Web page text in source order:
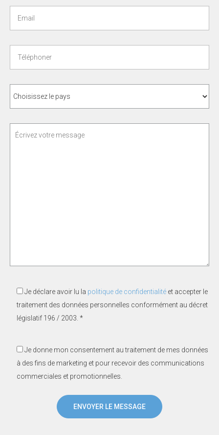
Je déclare avoir lu la politique de confidentialité et accepter le
traitement des données personnelles conformément au décret
législatif 196 / 2003. *
Je donne mon consentement au traitement de mes données
à des fins de marketing et pour recevoir des communications
commerciales et promotionnelles.